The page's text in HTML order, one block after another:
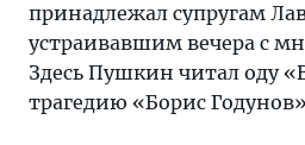
принадлежал супругам
устраивавшим вечера с
Здесь Пушкин читал оду
трагедию «Борис